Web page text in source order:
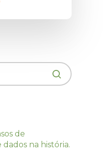
de
na história.